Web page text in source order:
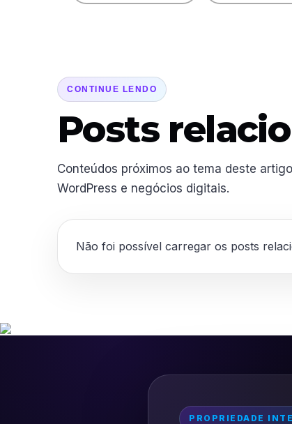
CONTINUE LENDO
Posts
Conteúdos próximos ao tema deste
WordPress e negócios digitais.
Não foi possível carregar os posts
PROPRIEDADE